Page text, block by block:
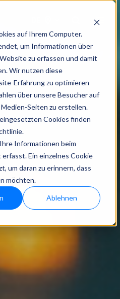
auf Ihrem Computer.
um Informationen über
zu erfassen und damit
Wir nutzen diese
Erfahrung zu optimieren
über unsere Besucher auf
Seiten zu erstellen.
Cookies finden
Informationen beim
Ein einzelnes Cookie
um daran zu erinnern, dass
möchten.
Ablehnen